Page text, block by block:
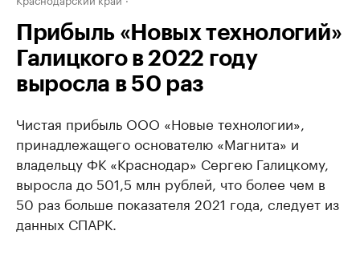
Прибыль «Новых технологий»
Галицкого в 2022 году
выросла в 50 раз
Чистая прибыль ООО «Новые технологии»,
принадлежащего основателю «Магнита» и
владельцу ФК «Краснодар» Сергею Галицкому,
выросла до 501,5 млн рублей, что более чем в
50 раз больше показателя 2021 года, следует из
данных СПАРК.